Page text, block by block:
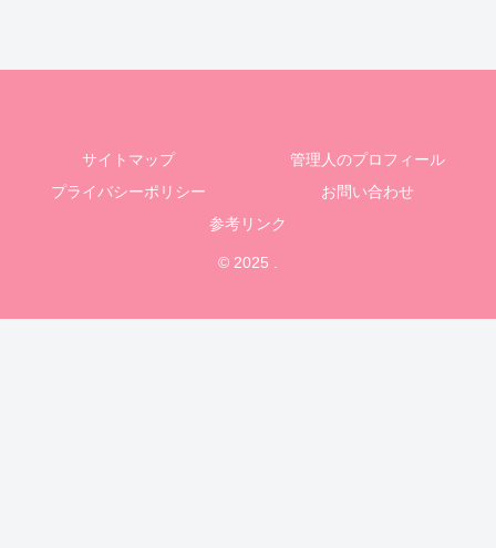
サイトマップ
管理人のプロフィール
プライバシーポリシー
お問い合わせ
参考リンク
© 2025 .